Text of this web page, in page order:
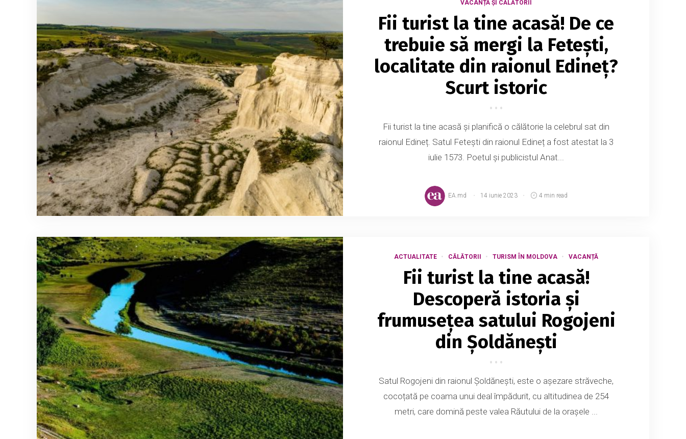
VACANȚĂ ȘI CĂLĂTORII
Fii turist la tine acasă! De ce
trebuie să mergi la Fetești,
localitate din raionul Edineț?
Scurt istoric
Fii turist la tine acasă și planifică o călătorie la celebrul sat din
raionul Edineț. Satul Fetești din raionul Edineț a fost atestat la 3
iulie 1573. Poetul și publicistul Anat...
EA.md 14 iunie 2023 4 min read
ACTUALITATE CĂLĂTORII TURISM ÎN MOLDOVA VACANȚĂ
Fii turist la tine acasă!
Descoperă istoria și
frumusețea satului Rogojeni
din Șoldănești
Satul Rogojeni din raionul Șoldănești, este o așezare străveche,
cocoțată pe coama unui deal împădurit, cu altitudinea de 254
metri, care domină peste valea Răutului de la orașele ...